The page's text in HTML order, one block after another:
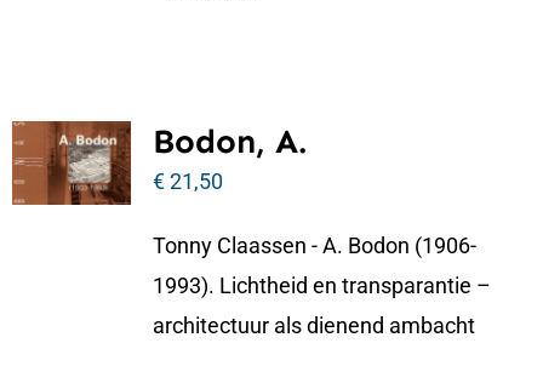
Bodon, A.
€21,50
Tonny Claassen - A. Bodon (1906-
1993). Lichtheid en transparantie –
architectuur als dienend ambacht